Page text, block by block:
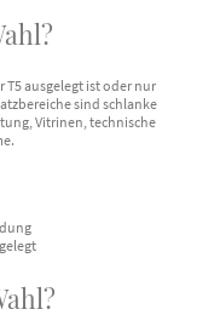
ausgelegt ist oder nur
sind schlanke
Vitrinen, technische